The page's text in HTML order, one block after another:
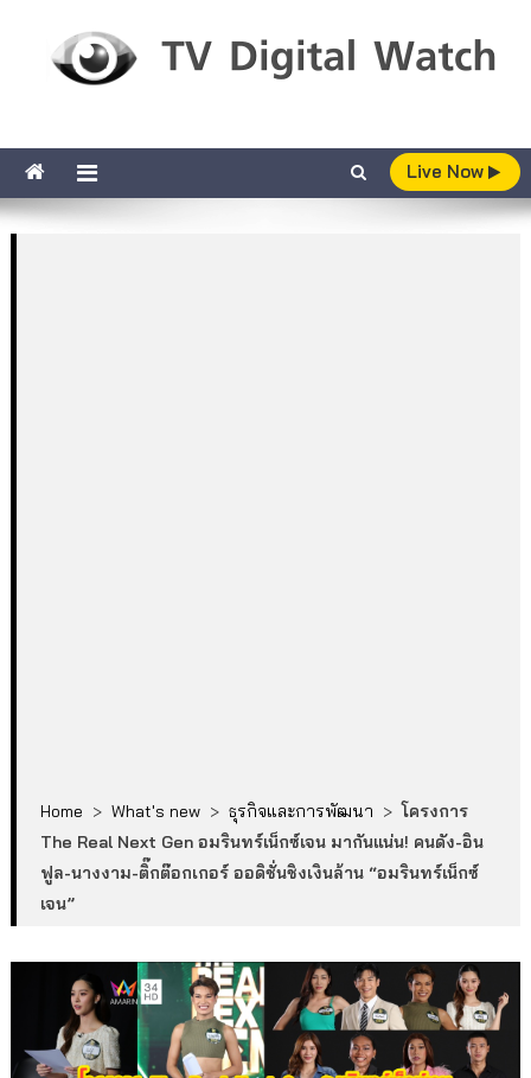
Live Now
Home > What's new > ธุรกิจและการพัฒนา > โครงการ
The Real Next Gen อมรินทร์เน็กซ์เจน มากันแน่น! คนดัง-อิน
ฟูล-นางงาม-ติ๊กต๊อกเกอร์ ออดิชั่นชิงเงินล้าน “อมรินทร์เน็กซ์
เจน”